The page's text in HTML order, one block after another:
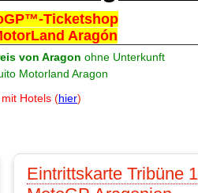
Ticketshop
Aragón
von Aragon ohne Unterkunft
Motorland Aragon
Hotels (hier)
Eintrittskarte Tribüne